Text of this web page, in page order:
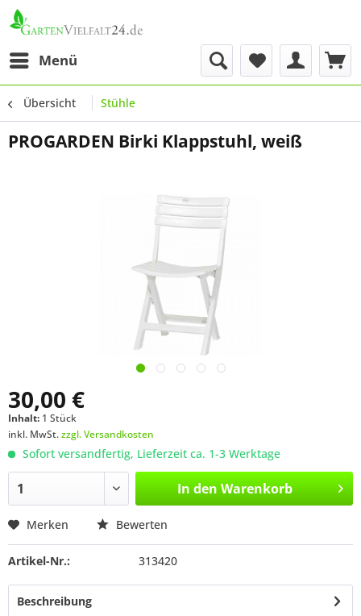
Menü
Übersicht Stühle
PROGARDEN Birki Klappstuhl, weiß
30,00 €
Inhalt: 1 Stück
inkl. MwSt.zzgl. Versandkosten
Sofort versandfertig, Lieferzeit ca. 1-3 Werktage
In den Warenkorb
Merken Bewerten
Artikel-Nr.: 313420
Beschreibung